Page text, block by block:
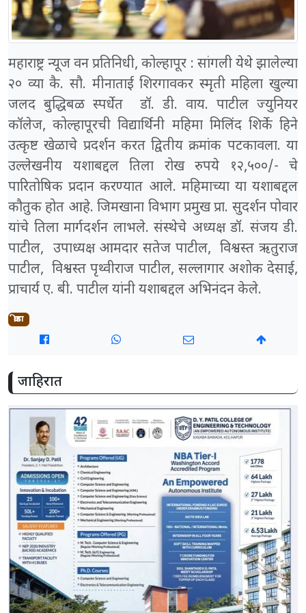
महाराष्ट्र न्यूज वन प्रतिनिधी, कोल्हापूर : सांगली येथे झालेल्या
२० व्या कै. सौ. मीनाताई शिरगावकर स्मृती महिला खुल्या
जलद बुद्धिबळ स्पर्धेत डॉ. डी. वाय. पाटील ज्युनियर
कॉलेज, कोल्हापूरची विद्यार्थिनी महिमा मिलिंद शिर्के हिने
उत्कृष्ट खेळाचे प्रदर्शन करत द्वितीय क्रमांक पटकावला. या
उल्लेखनीय यशाबद्दल तिला रोख रुपये १२,५००/- चे
पारितोषिक प्रदान करण्यात आले. महिमाच्या या यशाबद्दल
कौतुक होत आहे. जिमखाना विभाग प्रमुख प्रा. सुदर्शन पोवार
यांचे तिला मार्गदर्शन लाभले. संस्थेचे अध्यक्ष डॉ. संजय डी.
पाटील, उपाध्यक्ष आमदार सतेज पाटील, विश्वस्त ऋतुराज
पाटील, विश्वस्त पृथ्वीराज पाटील, सल्लागार अशोक देसाई,
प्राचार्य ए. बी. पाटील यांनी यशाबद्दल अभिनंदन केले.
क्रीडा
जाहिरात